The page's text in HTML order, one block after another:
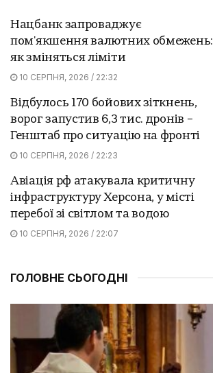
Нацбанк запроваджує
пом'якшення валютних обмежень:
як зміняться ліміти
10 СЕРПНЯ, 2026 / 22:32
Відбулось 170 бойових зіткнень,
ворог запустив 6,3 тис. дронів –
Генштаб про ситуацію на фронті
10 СЕРПНЯ, 2026 / 22:23
Авіація рф атакувала критичну
інфраструктуру Херсона, у місті
перебої зі світлом та водою
10 СЕРПНЯ, 2026 / 22:07
ГОЛОВНЕ СЬОГОДНІ